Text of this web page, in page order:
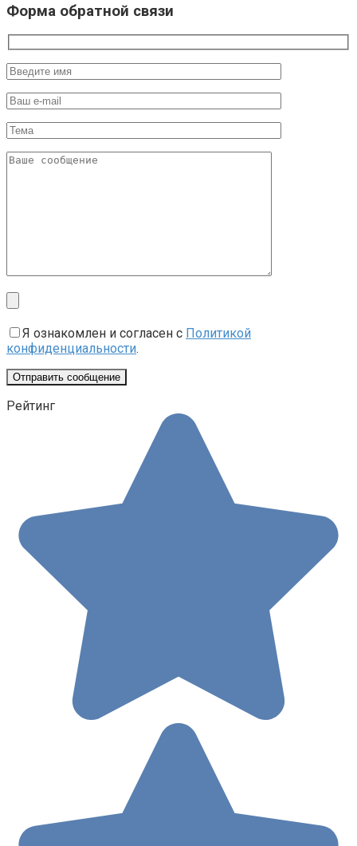
Форма обратной связи
Я ознакомлен и согласен с Политикой
конфиденциальности.
Рейтинг